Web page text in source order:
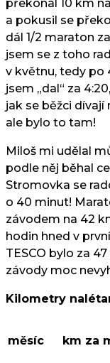
překonal 10 km
a pokusil se
dál 1/2 maraton
jsem se z toho
v květnu, tedy po
jsem „dal“ za
jak se běžci dívají
ale bylo to tam!
Miloš mi udělal
podle něj běhal
Stromovka se
o 40 minut!
závodem na 42
hodin hned v
TESCO bylo za
závody moc
Kilometry
měsíc km za